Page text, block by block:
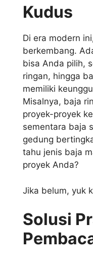
Kudus
Di era modern
berkembang.
bisa Anda pilih,
ringan, hingga
memiliki
Misalnya, baja
proyek-proyek
sementara baja
gedung
tahu jenis baja
proyek Anda?
Jika belum, yuk
Solusi